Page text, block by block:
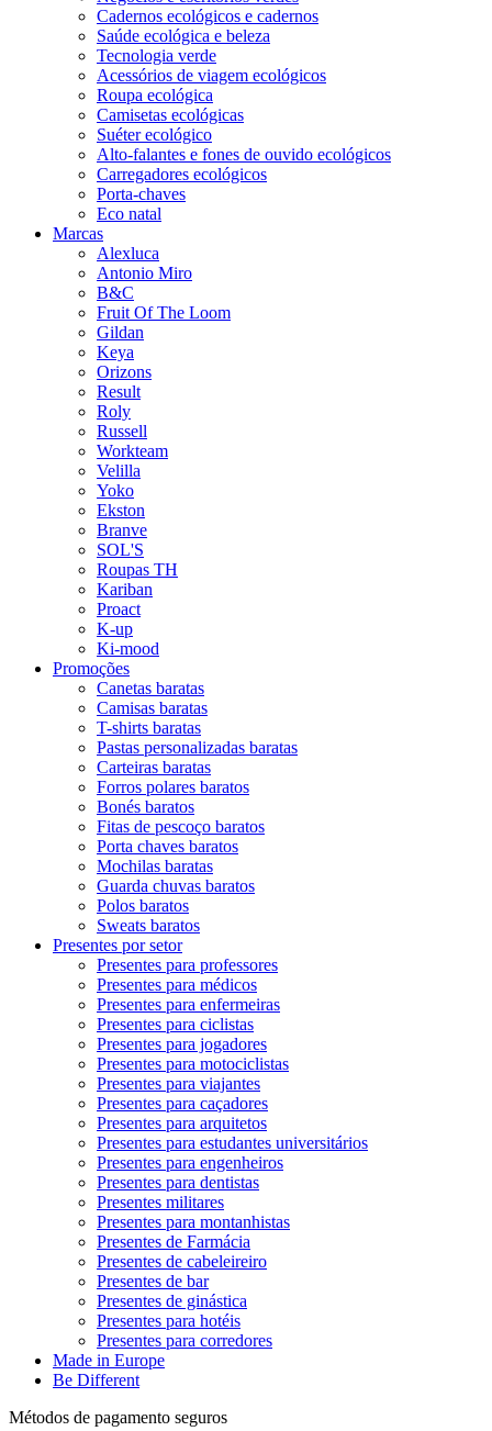
Cadernos ecológicos e cadernos
Saúde ecológica e beleza
Tecnologia verde
Acessórios de viagem ecológicos
Roupa ecológica
Camisetas ecológicas
Suéter ecológico
Alto-falantes e fones de ouvido ecológicos
Carregadores ecológicos
Porta-chaves
Eco natal
Marcas
Alexluca
Antonio Miro
B&C
Fruit Of The Loom
Gildan
Keya
Orizons
Result
Roly
Russell
Workteam
Velilla
Yoko
Ekston
Branve
SOL'S
Roupas TH
Kariban
Proact
K-up
Ki-mood
Promoções
Canetas baratas
Camisas baratas
T-shirts baratas
Pastas personalizadas baratas
Carteiras baratas
Forros polares baratos
Bonés baratos
Fitas de pescoço baratos
Porta chaves baratos
Mochilas baratas
Guarda chuvas baratos
Polos baratos
Sweats baratos
Presentes por setor
Presentes para professores
Presentes para médicos
Presentes para enfermeiras
Presentes para ciclistas
Presentes para jogadores
Presentes para motociclistas
Presentes para viajantes
Presentes para caçadores
Presentes para arquitetos
Presentes para estudantes universitários
Presentes para engenheiros
Presentes para dentistas
Presentes militares
Presentes para montanhistas
Presentes de Farmácia
Presentes de cabeleireiro
Presentes de bar
Presentes de ginástica
Presentes para hotéis
Presentes para corredores
Made in Europe
Be Different
Métodos de pagamento seguros